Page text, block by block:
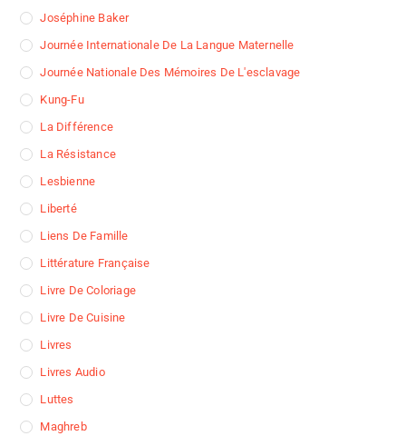
Joséphine Baker
Journée Internationale De La Langue Maternelle
Journée Nationale Des Mémoires De L'esclavage
Kung-Fu
La Différence
La Résistance
Lesbienne
Liberté
Liens De Famille
Littérature Française
Livre De Coloriage
Livre De Cuisine
Livres
Livres Audio
Luttes
Maghreb